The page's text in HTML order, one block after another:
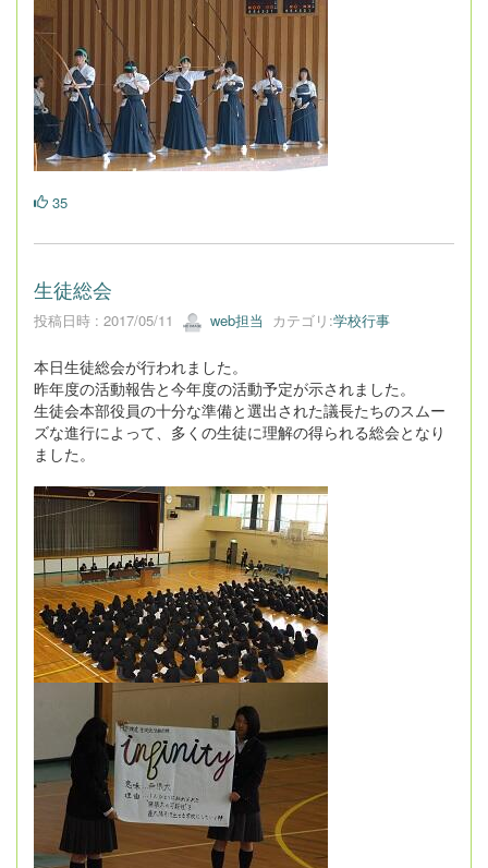
35
生徒総会
投稿日時 : 2017/05/11 web担当 カテゴリ:学校行事
本日生徒総会が行われました。
昨年度の活動報告と今年度の活動予定が示されました。
生徒会本部役員の十分な準備と選出された議長たちのスムー
ズな進行によって、多くの生徒に理解の得られる総会となり
ました。